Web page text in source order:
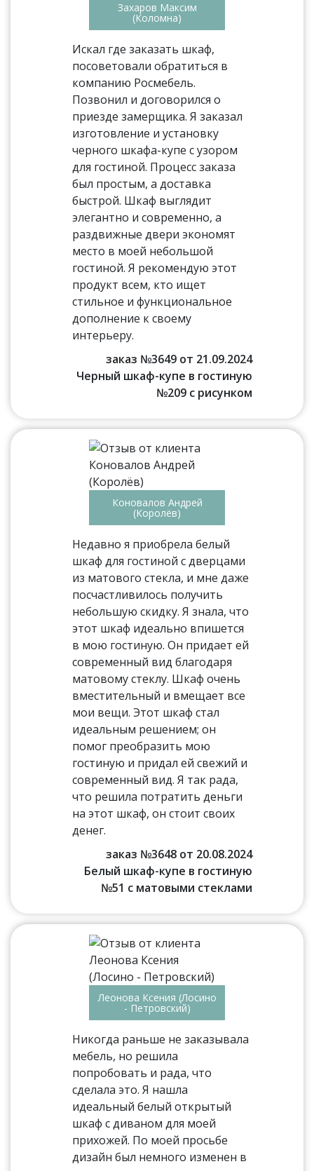
Захаров Максим
(Коломна)
Искал где заказать шкаф,
посоветовали обратиться в
компанию Росмебель.
Позвонил и договорился о
приезде замерщика. Я заказал
изготовление и установку
черного шкафа-купе с узором
для гостиной. Процесс заказа
был простым, а доставка
быстрой. Шкаф выглядит
элегантно и современно, а
раздвижные двери экономят
место в моей небольшой
гостиной. Я рекомендую этот
продукт всем, кто ищет
стильное и функциональное
дополнение к своему
интерьеру.
заказ №3649 от 21.09.2024
Черный шкаф-купе в гостиную
№209 с рисунком
Коновалов Андрей
(Королёв)
Недавно я приобрела белый
шкаф для гостиной с дверцами
из матового стекла, и мне даже
посчастливилось получить
небольшую скидку. Я знала, что
этот шкаф идеально впишется
в мою гостиную. Он придает ей
современный вид благодаря
матовому стеклу. Шкаф очень
вместительный и вмещает все
мои вещи. Этот шкаф стал
идеальным решением; он
помог преобразить мою
гостиную и придал ей свежий и
современный вид. Я так рада,
что решила потратить деньги
на этот шкаф, он стоит своих
денег.
заказ №3648 от 20.08.2024
Белый шкаф-купе в гостиную
№51 с матовыми стеклами
Леонова Ксения (Лосино
- Петровский)
Никогда раньше не заказывала
мебель, но решила
попробовать и рада, что
сделала это. Я нашла
идеальный белый открытый
шкаф с диваном для моей
прихожей. По моей просьбе
дизайн был немного изменен в